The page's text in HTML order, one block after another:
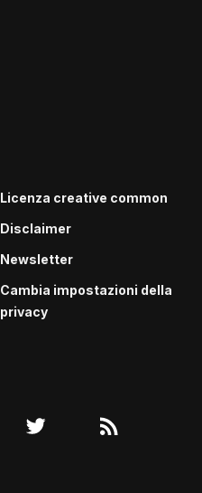
Licenza creative common
Disclaimer
Newsletter
Cambia impostazioni della
privacy